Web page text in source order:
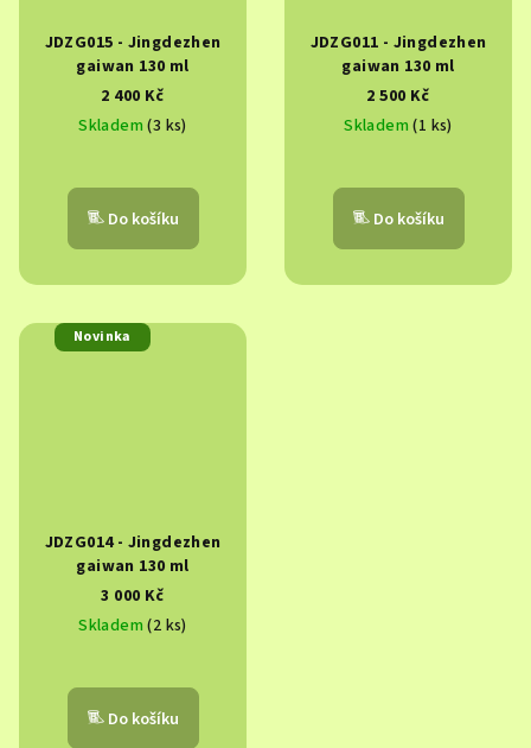
JDZG015 - Jingdezhen
gaiwan 130 ml
2 400 Kč
Skladem(3 ks)
Do košíku
JDZG011 - Jingdezhen
gaiwan 130 ml
2 500 Kč
Skladem(1 ks)
Do košíku
Novinka
JDZG014 - Jingdezhen
gaiwan 130 ml
3 000 Kč
Skladem(2 ks)
Do košíku